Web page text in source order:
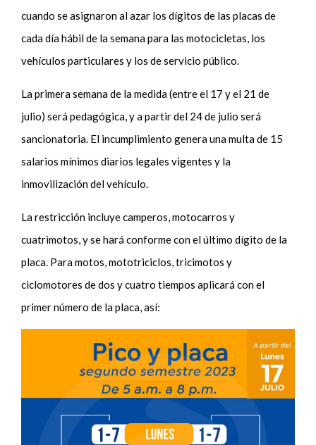
cuando se asignaron al azar los dígitos de las placas de
cada día hábil de la semana para las motocicletas, los
vehículos particulares y los de servicio público.
La primera semana de la medida (entre el 17 y el 21 de
julio) será pedagógica, y a partir del 24 de julio será
sancionatoria. El incumplimiento genera una multa de 15
salarios mínimos diarios legales vigentes y la
inmovilización del vehículo.
La restricción incluye camperos, motocarros y
cuatrimotos, y se hará conforme con el último dígito de la
placa. Para motos, mototriciclos, tricimotos y
ciclomotores de dos y cuatro tiempos aplicará con el
primer número de la placa, así: